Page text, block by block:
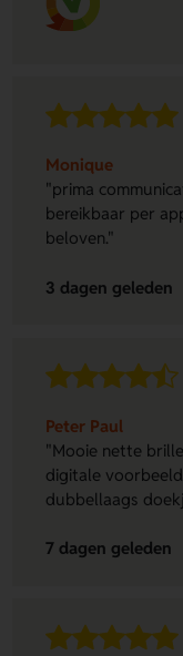
Monique
"prima
bereikbaar per
beloven."
3 dagen geleden
Peter Paul
"Mooie nette
digitale
dubbellaags
7 dagen geleden